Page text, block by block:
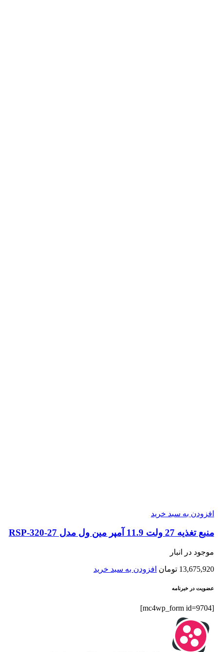
افزودن به سبد خرید
منبع تغذیه 27 ولت 11.9 آمپر مین ول مدل RSP-320-27
موجود در انبار
13,675,920 تومان افزودن به سبد خرید
عضویت در خبرنامه
[mc4wp_form id=9704]